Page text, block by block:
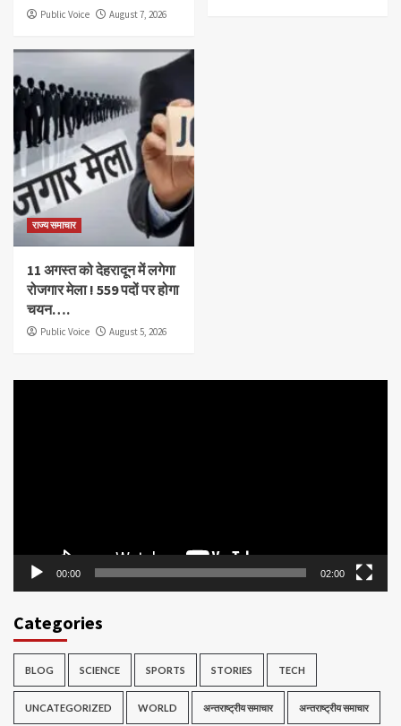
Public Voice August 7, 2026
राज्य समाचार
11 अगस्त को देहरादून में लगेगा
रोजगार मेला ! 559 पदों पर होगा
चयन….
Public Voice August 5, 2026
00:00 02:00
Categories
BLOG SCIENCE SPORTS STORIES TECH
UNCATEGORIZED WORLD अन्तराष्ट्रीय समाचार अन्तराष्ट्रीय समाचार